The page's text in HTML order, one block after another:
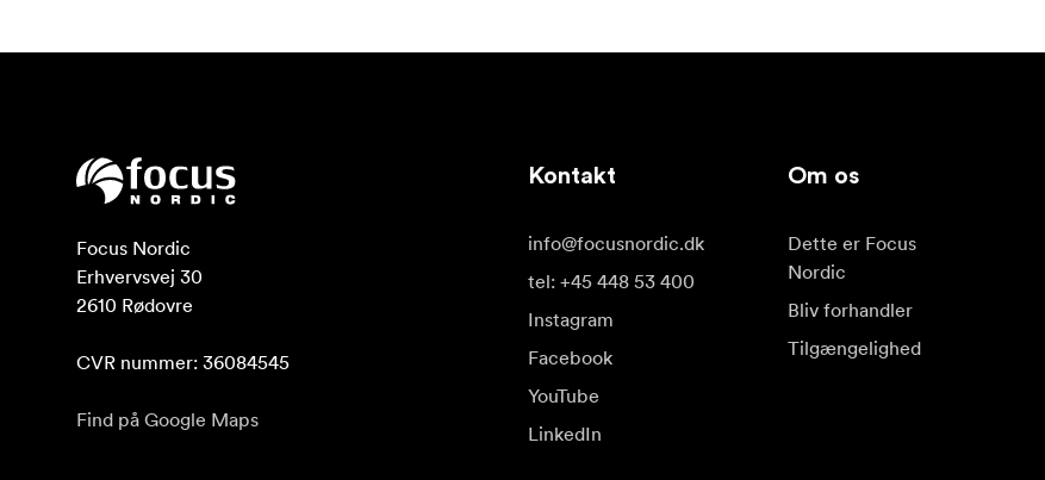
Focus Nordic
Erhvervsvej 30
2610 Rødovre
CVR nummer: 36084545
Find på Google Maps
Kontakt
info@focusnordic.dk
tel: +45 448 53 400
Instagram
Facebook
YouTube
LinkedIn
Om os
Dette er Focus
Nordic
Bliv forhandler
Tilgængelighed